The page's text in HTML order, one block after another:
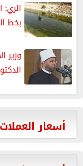
بخط
وزير
أسعار العملات